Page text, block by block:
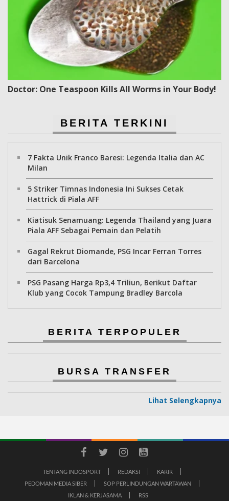
Doctor: One Teaspoon Kills All Worms in Your Body!
BERITA TERKINI
7 Fakta Unik Franco Baresi: Legenda Italia dan AC
Milan
5 Striker Timnas Indonesia Ini Sukses Cetak
Hattrick di Piala AFF
Kiatisuk Senamuang: Legenda Thailand yang Juara
Piala AFF Sebagai Pemain dan Pelatih
Gagal Rekrut Diomande, PSG Incar Ferran Torres
dari Barcelona
PSG Pasang Harga Rp3,4 Triliun, Berikut Daftar
Klub yang Cocok Tampung Bradley Barcola
BERITA TERPOPULER
BURSA TRANSFER
Lihat Selengkapnya
TENTANG INDOSPORT REDAKSI
KARIR
PEDOMAN MEDIA SIBER
SOP PERLINDUNGAN WARTAWAN
IKLAN & KERJASAMA
RSS